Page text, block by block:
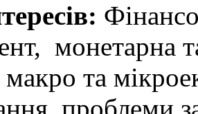
монетарна
макро та